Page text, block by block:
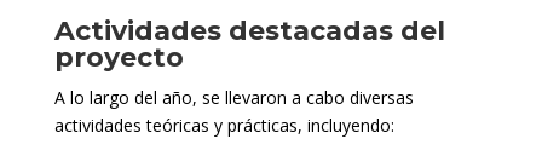
Actividades destacadas del
proyecto
A lo largo del año, se llevaron a cabo diversas
actividades teóricas y prácticas, incluyendo: